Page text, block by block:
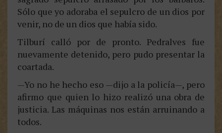
Sólo que yo adoraba el sepulcro de un dios por
venir, no de un dios que había sido.
Tilburí calló por de pronto. Pedralves fue
nuevamente detenido, pero pudo presentar la
coartada.
—Yo no he hecho eso —dijo a la policía—, pero
afirmo que quien lo hizo realizó una obra de
justicia. Las máquinas nos están arruinando a
todos.